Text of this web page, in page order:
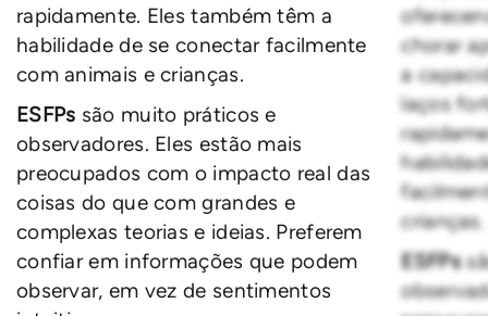
rapidamente. Eles também têm a
habilidade de se conectar facilmente
com animais e crianças.
ESFPs são muito práticos e
observadores. Eles estão mais
preocupados com o impacto real das
coisas do que com grandes e
complexas teorias e ideias. Preferem
confiar em informações que podem
observar, em vez de sentimentos
chorar
a
laços
crianças.
ESFPs